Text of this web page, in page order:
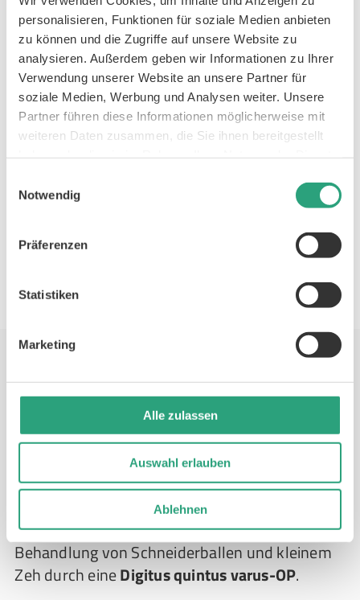
personalisieren, Funktionen für soziale Medien anbieten
zu können und die Zugriffe auf unsere Website zu
analysieren. Außerdem geben wir Informationen zu Ihrer
Verwendung unserer Website an unsere Partner für
soziale Medien, Werbung und Analysen weiter. Unsere
Partner führen diese Informationen möglicherweise mit
weiteren Daten zusammen, die Sie ihnen bereitgestellt
Notwendig
Präferenzen
Statistiken
Marketing
Alle zulassen
Auswahl erlauben
Ablehnen
unterstützt und die Beweglichkeit verbessert.
Zudem unterstützt das Tapen des kleinen
Zehs bei einem Schneiderballen die Heilung
von Rötungen, Hühneraugen oder
Entzündungen.
Fußgymnastik:Zuletzt können auch
Übungen aus der Fußgymnastik
den kleinen Zeh zu behandeln. Diese können
im Rahmen einer professionellen
Wann muss Schneiderballen operiert
werden? Schneiderballen-OPs im
Überblick
Reichen konservative Methoden nicht aus oder
ist die Fußfehlstellung besonders stark
ausgeprägt, raten Ärzt*innen oft zu einer
Behandlung von Schneiderballen und kleinem
Zeh durch eineDigitus quintus varus-OP.